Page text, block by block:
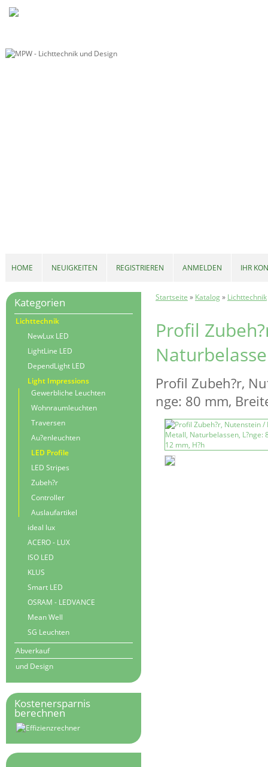
Startseite » Katalog» Lichttechnik
Profil
Profil Zubeh?r,
nge: 80 mm,
Kategorien
Lichttechnik
NewLux LED
LightLine LED
DependLight LED
Light Impressions
Gewerbliche Leuchten
Wohnraumleuchten
Traversen
Au?enleuchten
LED Profile
LED Stripes
Zubeh?r
Controller
Auslaufartikel
ideal lux
ACERO - LUX
ISO LED
KLUS
Smart LED
OSRAM - LEDVANCE
Mean Well
SG Leuchten
Abverkauf
und Design
Kostenersparnis
berechnen
HOME NEUIGKEITEN REGISTRIEREN ANMELDEN IHR